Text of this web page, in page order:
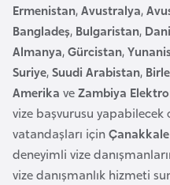
Ermenistan,Avustralya,
Bangladeş, Bulgaristan,
Almanya,Gürcistan,
Suriye,Suudi Arabistan,
Amerika veZambiya
vize başvurusu
vatandaşları için
deneyimli vize
vize danışmanlık hizmeti
B
a
n
g
l